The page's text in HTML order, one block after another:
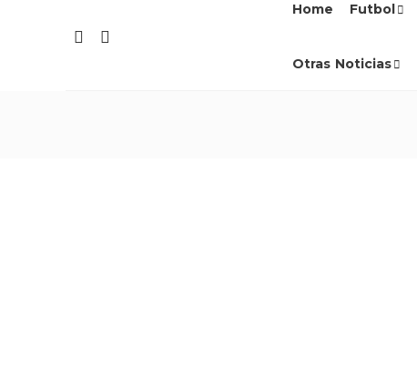
Home Futbol
Otras Noticias